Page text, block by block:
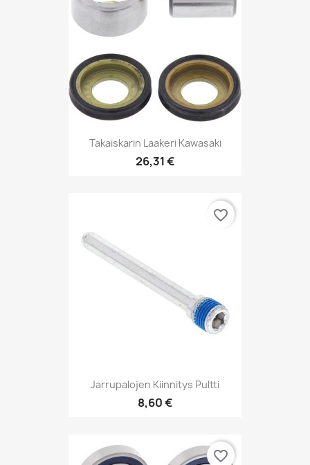
Takaiskarin Laakeri Kawasaki
26,31 €
Jarrupalojen Kiinnitys Pultti
8,60 €
favorite_border
favorite_border